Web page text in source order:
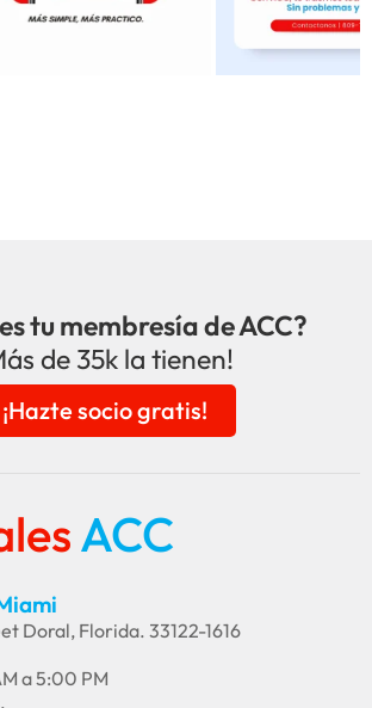
tu membresía de ACC?
de 35k la tienen!
¡Hazte socio gratis!
ACC
Doral, Florida. 33122-1616
a 5:00 PM